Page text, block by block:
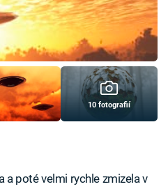
10 fotografií
a poté velmi rychle zmizela v